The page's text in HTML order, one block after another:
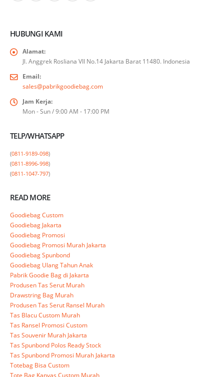
HUBUNGI KAMI
Alamat:
Jl. Anggrek Rosliana VII No.14 Jakarta Barat 11480. Indonesia
Email:
sales@pabrikgoodiebag.com
Jam Kerja:
Mon - Sun / 9:00 AM - 17:00 PM
TELP/WHATSAPP
(0811-9189-098)
(0811-8996-998)
(0811-1047-797)
READ MORE
Goodiebag Custom
Goodiebag Jakarta
Goodiebag Promosi
Goodiebag Promosi Murah Jakarta
Goodiebag Spunbond
Goodiebag Ulang Tahun Anak
Pabrik Goodie Bag di Jakarta
Produsen Tas Serut Murah
Drawstring Bag Murah
Produsen Tas Serut Ransel Murah
Tas Blacu Custom Murah
Tas Ransel Promosi Custom
Tas Souvenir Murah Jakarta
Tas Spunbond Polos Ready Stock
Tas Spunbond Promosi Murah Jakarta
Totebag Bisa Custom